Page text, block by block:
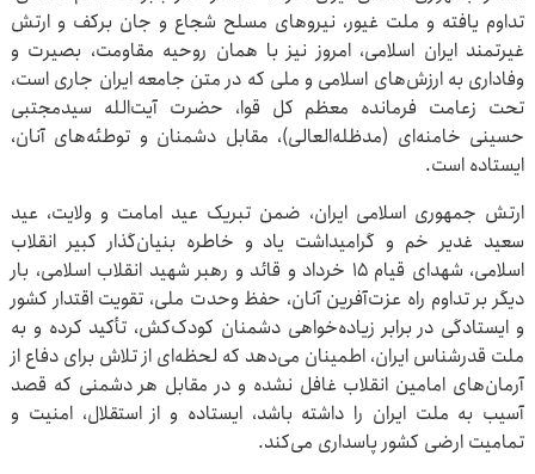
تداوم یافته و ملت غیور، نیروهای مسلح شجاع و جان برکف و ارتش
غیرتمند ایران اسلامی، امروز نیز با همان روحیه مقاومت، بصیرت و
وفاداری به ارزش‌های اسلامی و ملی که در متن جامعه ایران جاری است،
تحت زعامت فرمانده معظم کل قوا، حضرت آیت‌الله سیدمجتبی
حسینی خامنه‌ای (مدظله‌العالی)، مقابل دشمنان و توطئه‌های آنان،
ایستاده است.
ارتش جمهوری اسلامی ایران، ضمن تبریک عید امامت و ولایت، عید
سعید غدیر خم و گرامیداشت یاد و خاطره بنیان‌گذار کبیر انقلاب
اسلامی، شهدای قیام ۱۵ خرداد و قائد و رهبر شهید انقلاب اسلامی، بار
دیگر بر تداوم راه عزت‌آفرین آنان، حفظ وحدت ملی، تقویت اقتدار کشور
و ایستادگی در برابر زیاده‌خواهی دشمنان کودک‌کش، تأکید کرده و به
ملت قدرشناس ایران، اطمینان می‌دهد که لحظه‌ای از تلاش برای دفاع از
آرمان‌های امامین انقلاب غافل نشده و در مقابل هر دشمنی که قصد
آسیب به ملت ایران را داشته باشد، ایستاده و از استقلال، امنیت و
تمامیت ارضی کشور پاسداری می‌کند.